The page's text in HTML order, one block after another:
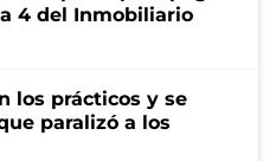
4 del Inmobiliario
los prácticos y se
paralizó a los